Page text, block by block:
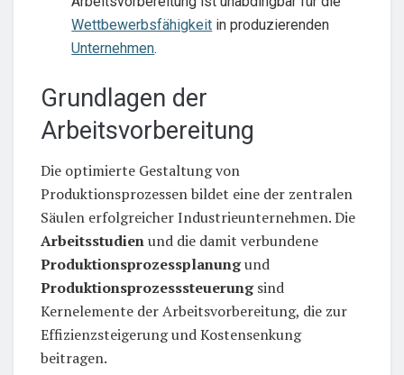
Wettbewerbsfähigkeit in produzierenden
Unternehmen.
Grundlagen der
Arbeitsvorbereitung
Die optimierte Gestaltung von
Produktionsprozessen bildet eine der zentralen
Säulen erfolgreicher Industrieunternehmen. Die
Arbeitsstudienund die damit verbundene
Produktionsprozessplanungund
Produktionsprozesssteuerungsind
Kernelemente der Arbeitsvorbereitung, die zur
Effizienzsteigerung und Kostensenkung
beitragen.